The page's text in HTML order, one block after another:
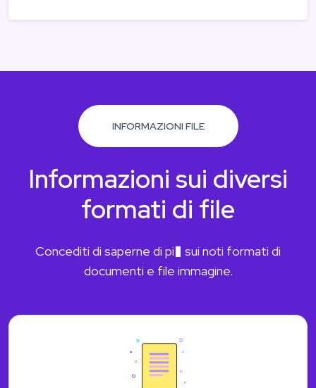
INFORMAZIONI FILE
Informazioni sui diversi
formati di file
Concediti di saperne di pi� sui noti formati di
documenti e file immagine.